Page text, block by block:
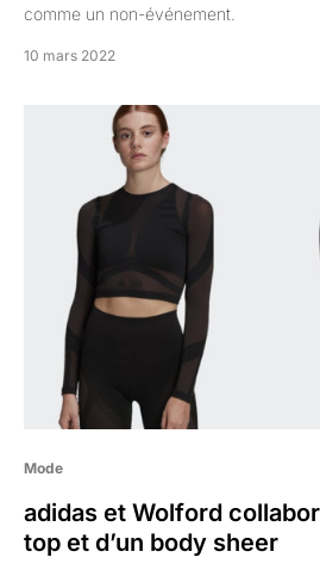
comme un non-événement.
10 mars 2022
Mode
adidas et Wolford
top et d’un body sheer